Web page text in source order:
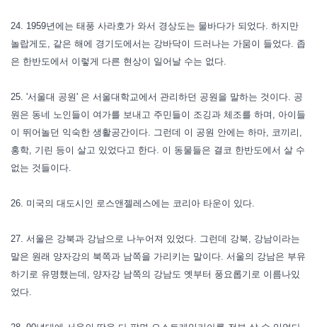
24. 1959년에는 태풍 사라호가 와서 경상도는 물바다가 되었다. 하지만
놀랍게도, 같은 해에 경기도에서는 강바닥이 드러나는 가뭄이 들었다. 좁
은 한반도에서 이렇게 다른 현상이 일어날 수는 없다.
25. '서울대 공원' 은 서울대학교에서 관리하던 공원을 말하는 것이다. 공
원은 동네 노인들이 여가를 보내고 주민들이 조깅과 체조를 하며, 아이들
이 뛰어놀던 익숙한 생활공간이다. 그런데 이 공원 안에는 하마, 코끼리,
홍학, 기린 등이 살고 있었다고 한다. 이 동물들은 결코 한반도에서 살 수
없는 것들이다.
26. 미국의 대도시인 로스앤젤레스에는 코리아 타운이 있다.
27. 서울은 강북과 강남으로 나누어져 있었다. 그런데 강북, 강남이라는
말은 원래 양자강의 북쪽과 남쪽을 가리키는 말이다. 서울의 강남은 부유
하기로 유명했는데, 양자강 남쪽의 강남도 옛부터 풍요롭기로 이름나있
었다.